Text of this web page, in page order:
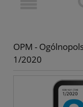
OPM -
1/2020